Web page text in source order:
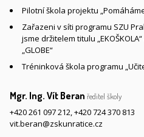
Pilotní škola projektu
Zařazeni v síti programu SZU
jsme držitelem titulu
„GLOBE“
Tréninková škola programu
Mgr. Ing. Vít Beran ředitel školy
+420 261 097 212,+420 724 370 813
vit.beran@zskunratice.cz